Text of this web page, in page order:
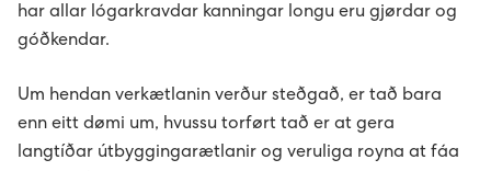
har allar lógarkravdar kanningar longu eru gjørdar og
góðkendar.
Um hendan verkætlanin verður steðgað, er tað bara
enn eitt dømi um, hvussu torført tað er at gera
langtíðar útbyggingarætlanir og veruliga royna at fáa